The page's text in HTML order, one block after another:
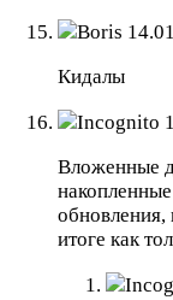
Boris
Кидалы
Incognito
Вложенные
итоге как